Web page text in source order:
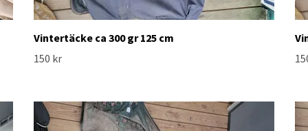
Vintertäcke ca 300 gr 125 cm
150 kr